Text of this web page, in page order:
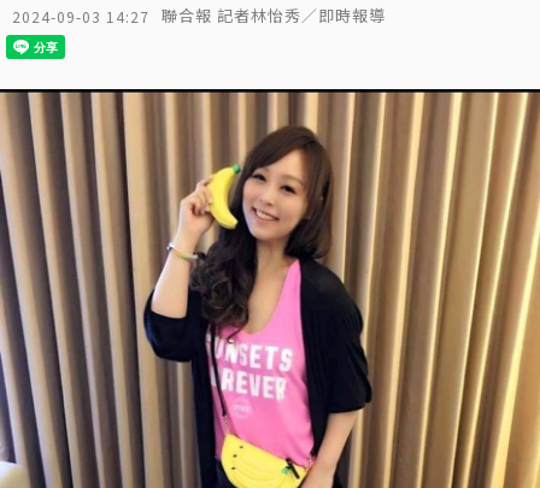
2024-09-03 14:27 聯合報 記者林怡秀／即時報導